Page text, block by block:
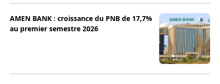
AMEN BANK : croissance du PNB de 17,7%
au premier semestre 2026